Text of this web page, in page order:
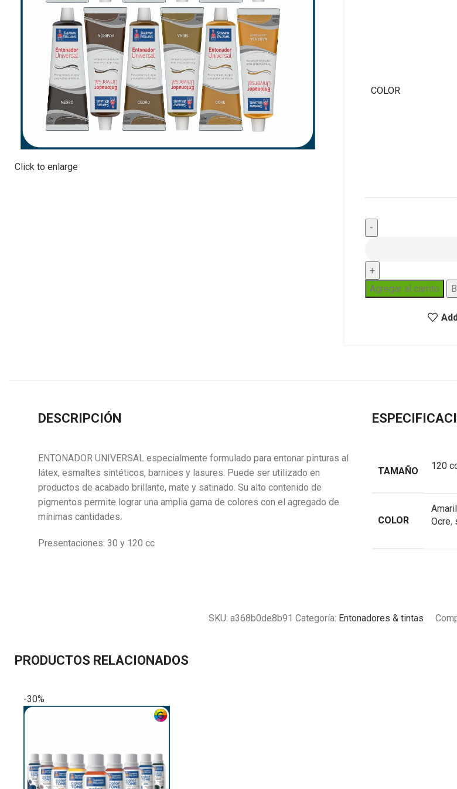
Click to enlarge
COLOR
Agregar al carrito
DESCRIPCIÓN
ENTONADOR UNIVERSAL especialmente formulado para entonar pinturas al
látex, esmaltes sintéticos, barnices y lasures. Puede ser utilizado en
productos de acabado brillante, mate y satinado. Su alto contenido de
pigmentos permite lograr una amplia gama de colores con el agregado de
mínimas cantidades.
Presentaciones: 30 y 120 cc
TAMAÑO 120
COLOR
Ocre,
SKU: a368b0de8b91 Categoría: Entonadores & tintas
PRODUCTOS RELACIONADOS
-30%